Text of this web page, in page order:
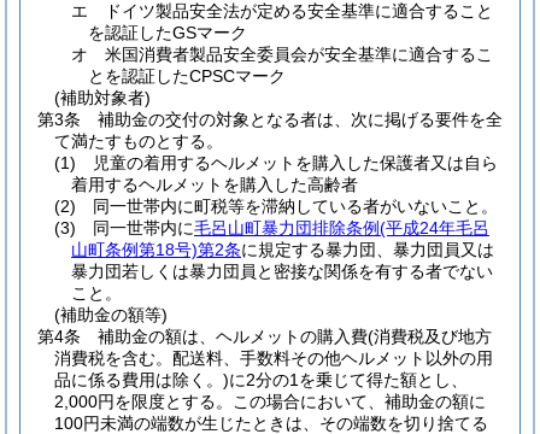
エ
ドイツ製品安全法が定める安全基準に適合すること
を認証したGSマーク
オ
米国消費者製品安全委員会が安全基準に適合するこ
とを認証したCPSCマーク
(補助対象者)
第3条
補助金の交付の対象となる者は、次に掲げる要件を全
て満たすものとする。
(1)
児童の着用するヘルメットを購入した保護者又は自ら
着用するヘルメットを購入した高齢者
(2)
同一世帯内に町税等を滞納している者がいないこと。
(3)
同一世帯内に毛呂山町暴力団排除条例(平成24年毛呂
山町条例第18号)第2条に規定する暴力団、暴力団員又は
暴力団若しくは暴力団員と密接な関係を有する者でない
こと。
(補助金の額等)
第4条
補助金の額は、ヘルメットの購入費(消費税及び地方
消費税を含む。配送料、手数料その他ヘルメット以外の用
品に係る費用は除く。)に2分の1を乗じて得た額とし、
2,000円を限度とする。
この場合において、補助金の額に
100円未満の端数が生じたときは、その端数を切り捨てる